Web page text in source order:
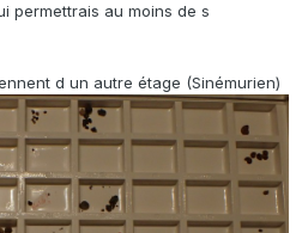
permettrais au moins de s
d un autre étage (Sinémurien)